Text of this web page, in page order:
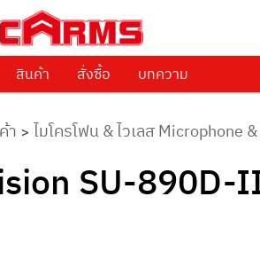
ทุกชนิด ตั้งแต่เริ่มต้นถึงมืออาชีพ
สินค้า สั่งซื้อ บทความ
า > ไมโครโฟน & ไวเลส Microphone
SU-890D-